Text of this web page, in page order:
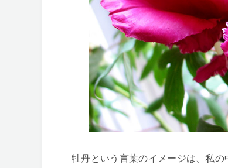
牡丹という言葉のイメージは、私